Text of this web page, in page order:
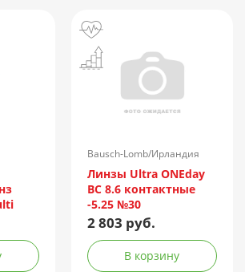
Bausch-Lomb/Ирландия
Линзы Ultra ONEday
BC 8.6 контактные
-5.25 №30
2 803 руб.
В корзину